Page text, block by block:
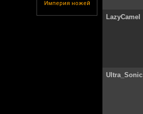
Империя ножей
LazyCamel
Ultra_Sonic